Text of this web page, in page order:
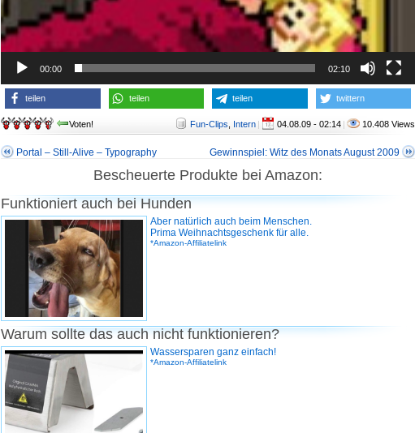
00:00 02:10
teilen teilen teilen twittern
Voten! Fun-Clips Intern | 04.08.09 - 02:14 | 10.408 Views
Portal – Still-Alive – Typography Gewinnspiel: Witz des Monats August 2009
Bescheuerte Produkte bei Amazon:
Funktioniert auch bei Hunden
Aber natürlich auch beim Menschen.
Prima Weihnachtsgeschenk für alle.
*Amazon-Affiliatelink
Warum sollte das auch nicht funktionieren?
Wassersparen ganz einfach!
*Amazon-Affiliatelink